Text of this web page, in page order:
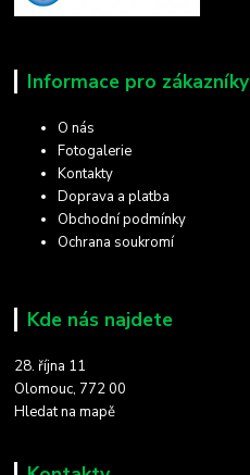
Informace pro zákazníky
O nás
Fotogalerie
Kontakty
Doprava a platba
Obchodní podmínky
Ochrana soukromí
Kde nás najdete
28. října 11
Olomouc, 772 00
Hledat na mapě